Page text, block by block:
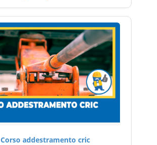
Corso addestramento cric